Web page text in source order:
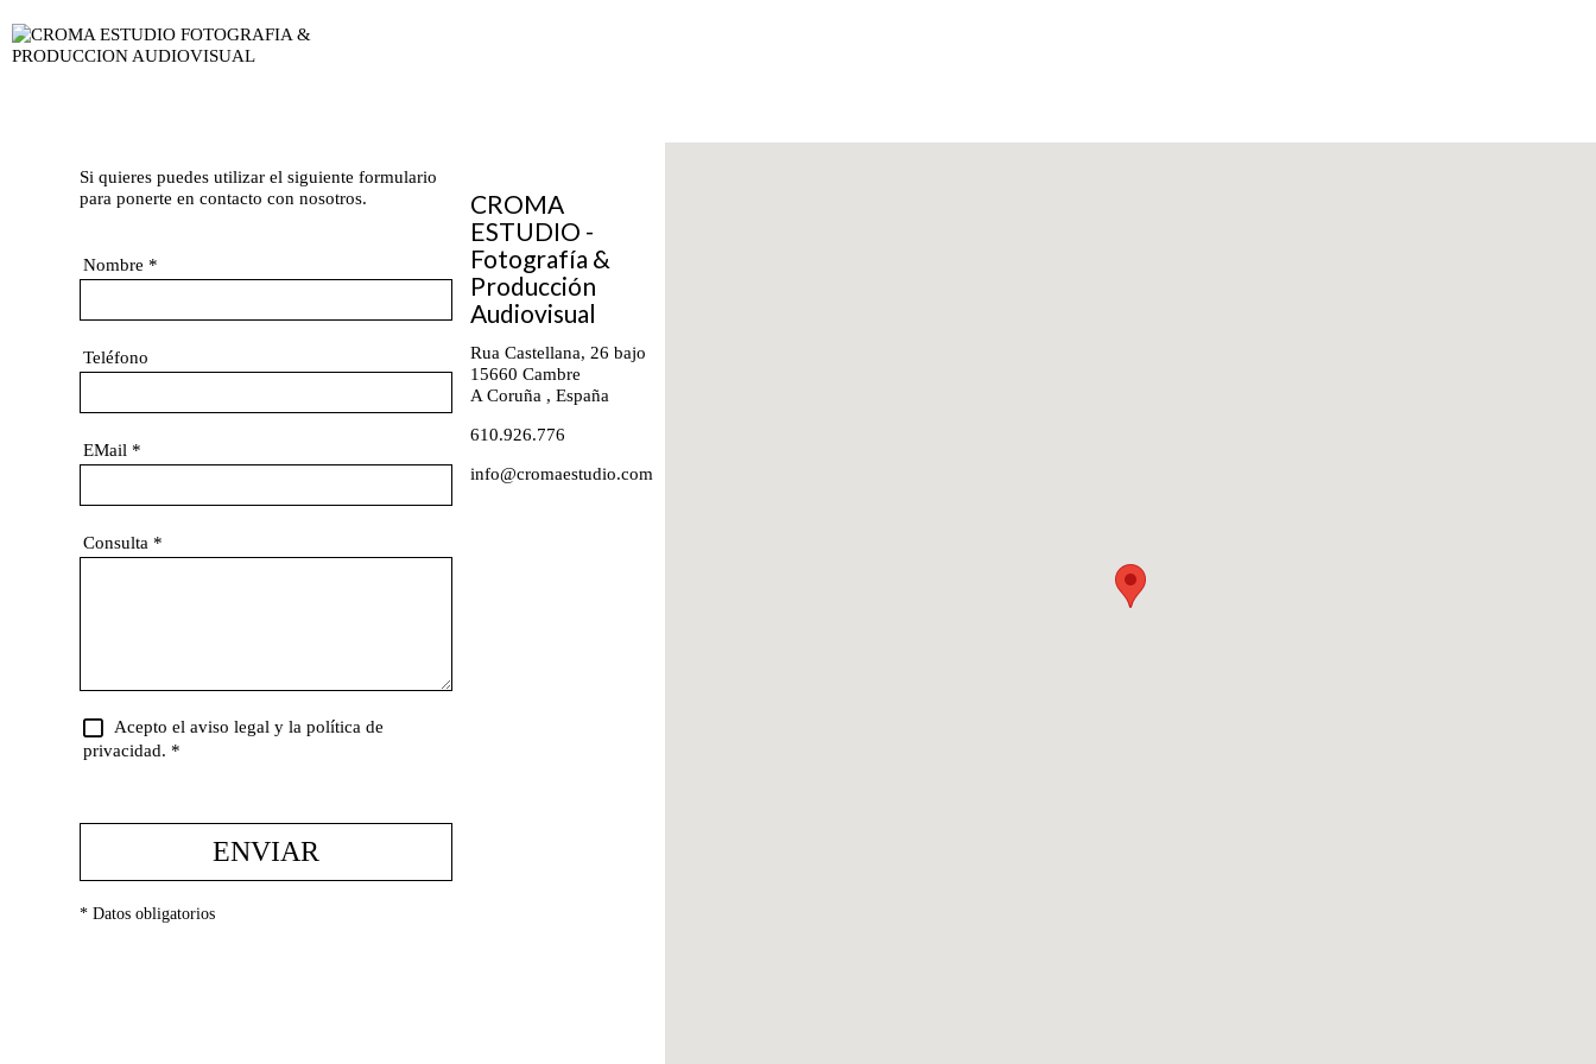
Si quieres puedes utilizar el siguiente formulario
para ponerte en contacto con nosotros.
Nombre *
Teléfono
EMail *
Consulta *
Acepto el aviso legal y la política de
privacidad. *
ENVIAR
* Datos obligatorios
CROMA
ESTUDIO -
Fotografía &
Producción
Audiovisual
Rua Castellana, 26 bajo
15660 Cambre
A Coruña , España
610.926.776
info@cromaestudio.com